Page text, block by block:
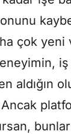
çok yeni
iş
aldığın